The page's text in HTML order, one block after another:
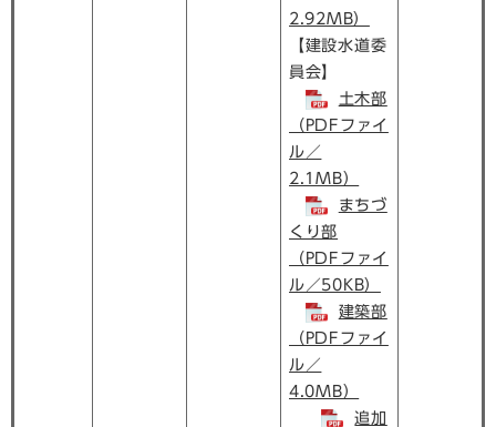
2.92MB）
【建設水道委
員会】
土木部
（PDFファイ
ル／
2.1MB）
まちづ
くり部
（PDFファイ
ル／50KB）
建築部
（PDFファイ
ル／
4.0MB）
追加